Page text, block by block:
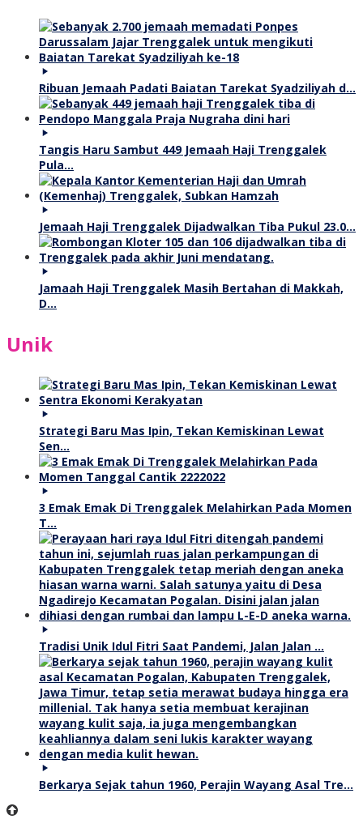
Ribuan Jemaah Padati Baiatan Tarekat Syadziliyah d…
Tangis Haru Sambut 449 Jemaah Haji Trenggalek
Pula…
Jemaah Haji Trenggalek Dijadwalkan Tiba Pukul 23.0…
Jamaah Haji Trenggalek Masih Bertahan di Makkah,
D…
Unik
Strategi Baru Mas Ipin, Tekan Kemiskinan Lewat
Sen…
3 Emak Emak Di Trenggalek Melahirkan Pada Momen
T…
Tradisi Unik Idul Fitri Saat Pandemi, Jalan Jalan …
Berkarya Sejak tahun 1960, Perajin Wayang Asal Tre…